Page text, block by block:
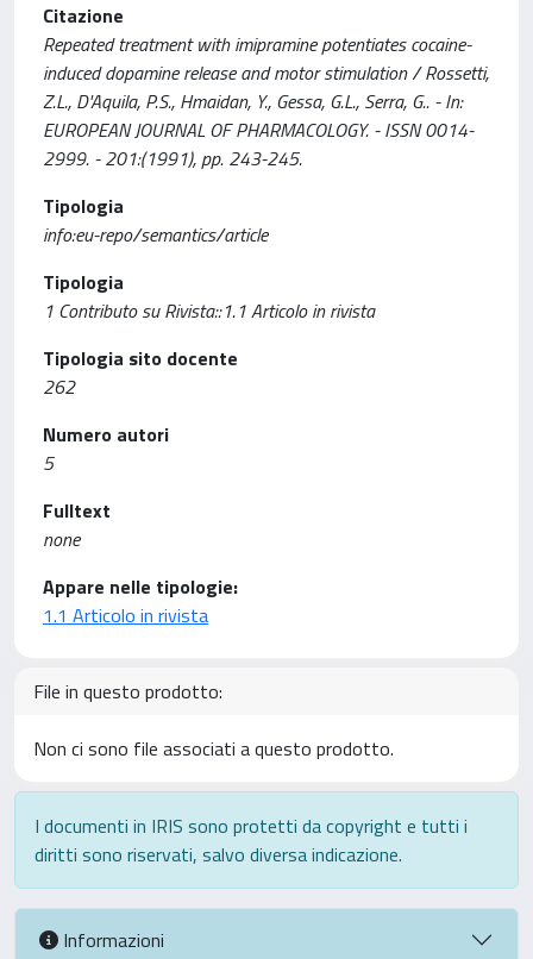
Citazione
Repeated treatment with imipramine potentiates cocaine-
induced dopamine release and motor stimulation / Rossetti,
Z.L., D'Aquila, P.S., Hmaidan, Y., Gessa, G.L., Serra, G.. - In:
EUROPEAN JOURNAL OF PHARMACOLOGY. - ISSN 0014-
2999. - 201:(1991), pp. 243-245.
Tipologia
info:eu-repo/semantics/article
Tipologia
1 Contributo su Rivista::1.1 Articolo in rivista
Tipologia sito docente
262
Numero autori
5
Fulltext
none
Appare nelle tipologie:
1.1 Articolo in rivista
File in questo prodotto:
Non ci sono file associati a questo prodotto.
I documenti in IRIS sono protetti da copyright e tutti i
diritti sono riservati, salvo diversa indicazione.
Informazioni